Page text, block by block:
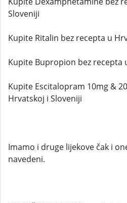
Sloveniji
Kupite Ritalin bez recepta u
Kupite Bupropion bez recepta
Kupite Escitalopram 10mg &
Hrvatskoj i Sloveniji
Imamo i druge lijekove čak i
navedeni.